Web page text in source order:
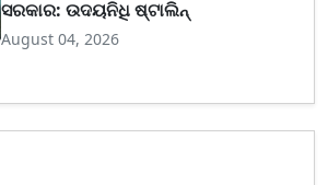
ସରକାର: ଉଦୟନିଧି ଷ୍ଟାଲିନ୍‌
August 04, 2026